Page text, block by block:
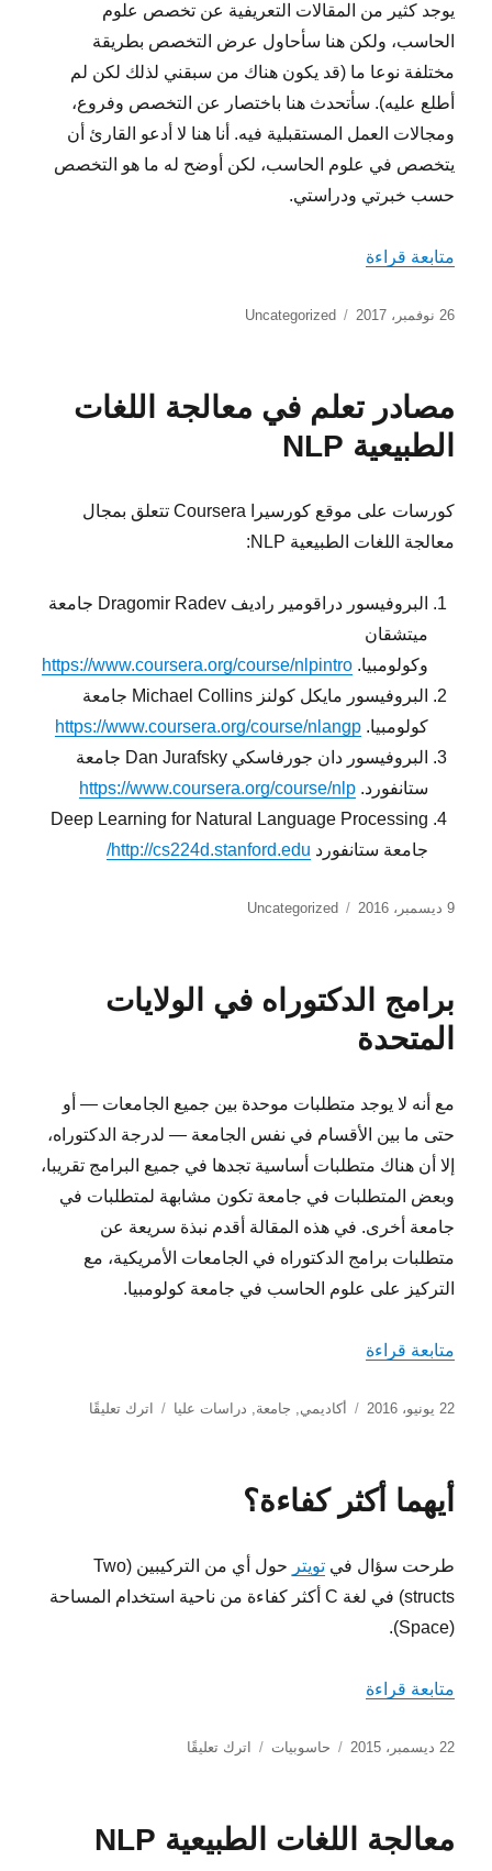
..
أحيانا
يوجد كثير من المقالات التعريفية عن تخصص علوم
الحاسب، ولكن هنا سأحاول عرض التخصص بطريقة
مختلفة نوعا ما (قد يكون هناك من سبقني لذلك لكن لم
أطلع عليه). سأتحدث هنا باختصار عن التخصص وفروع،
ومجالات العمل المستقبلية فيه. أنا هنا لا أدعو القارئ أن
يتخصص في علوم الحاسب، لكن أوضح له ما هو التخصص
حسب خبرتي ودراستي.
متابعة قراءة
نُشرت
26 نوفمبر، 2017 التصنيفات
Uncategorized
مصادر تعلم في معالجة اللغات
الطبيعية NLP
كورسات على موقع كورسيرا Coursera تتعلق بمجال
معالجة اللغات الطبيعية NLP:
البروفيسور دراقومير راديف Dragomir Radev جامعة
ميتشقان
وكولومبيا.https://www.coursera.org/course/nlpintro
البروفيسور مايكل كولنز Michael Collins جامعة
كولومبيا.https://www.coursera.org/course/nlangp
البروفيسور دان جورفاسكي Dan Jurafsky جامعة
ستانفورد.https://www.coursera.org/course/nlp
Deep Learning for Natural Language Processing
جامعة ستانفورد http://cs224d.stanford.edu/
نُشرت
9 ديسمبر، 2016 التصنيفات
Uncategorized
برامج الدكتوراه في الولايات
المتحدة
مع أنه لا يوجد متطلبات موحدة بين جميع الجامعات — أو
حتى ما بين الأقسام في نفس الجامعة — لدرجة الدكتوراه،
إلا أن هناك متطلبات أساسية تجدها في جميع البرامج تقريبا،
وبعض المتطلبات في جامعة تكون مشابهة لمتطلبات في
جامعة أخرى. في هذه المقالة أقدم نبذة سريعة عن
متطلبات برامج الدكتوراه في الجامعات الأمريكية، مع
التركيز على علوم الحاسب في جامعة كولومبيا.
متابعة قراءة
نُشرت
22 يونيو، 2016 التصنيفات
أكاديمي, جامعة, دراسات عليا اترك تعليقًا
أيهما أكثر كفاءة؟
طرحت سؤال فيتويتر
حول أي من التركيبين (Two
structs) في لغة C أكثر كفاءة من ناحية استخدام المساحة
(Space).
متابعة قراءة
نُشرت
22 ديسمبر، 2015 التصنيفات
حاسوبيات اترك تعليقًا
معالجة اللغات الطبيعية NLP